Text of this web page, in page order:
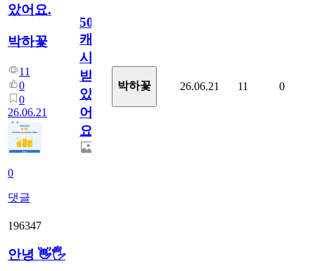
았어요.
박하꽃
11
0
0
26.06.21
0
댓글
50
캐
시
받
았
어
요.
박하꽃 26.06.21 11 0
196347
안녕 👋🖐